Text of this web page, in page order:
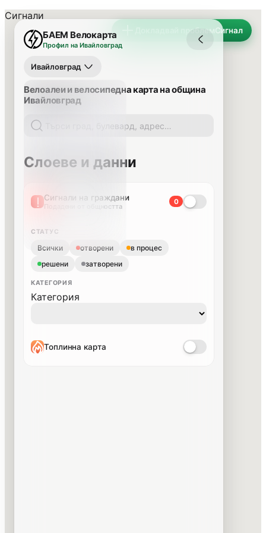
Докладвай проблемСигнал
БАЕМ Велокарта
Профил на Ивайловград
Ивайловград
Велоалеи и велосипедна карта на община
Ивайловград
Слоеве и данни
Сигнали на граждани
Подадени от общността
0
СТАТУС
Всички отворени
в процес
решени
затворени
КАТЕГОРИЯ
Категория
Топлинна карта
Сигнали